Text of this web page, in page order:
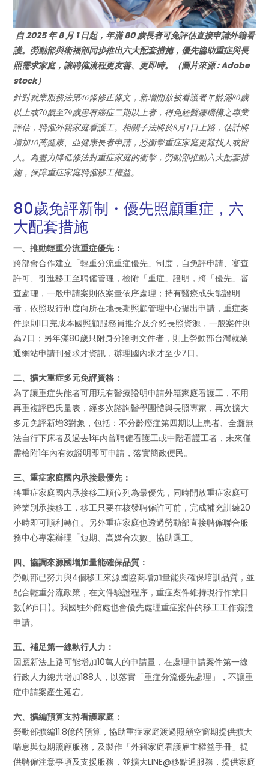
自 2025 年 8 月 1 日起，年滿 80 歲長者可免評估直接申請外籍看
護。勞動部與衛福部同步推出六大配套措施，優先協助重症與長
照需求家庭，讓聘僱流程更友善、更即時。（圖片來源 : Adobe
stock）
針對就業服務法第46條修正條文，新增開放被看護者年齡滿80歲
以上或70歲至79歲患有癌症二期以上者，得免經醫療機構之專業
評估，聘僱外籍家庭看護工。相關子法將於8月1日上路，估計將
增加10萬健康、亞健康長者申請，恐衝擊重症家庭更難找人或留
人。為盡力降低修法對重症家庭的衝擊，勞動部推動六大配套措
施，保障重症家庭聘僱移工權益。
80歲免評新制・優先照顧重症，六
大配套措施
一、推動輕重分流重症優先：
跨部會合作建立「輕重分流重症優先」制度，自免評申請、審查
許可、引進移工至聘僱管理，檢附「重症」證明，將「優先」審
查處理，一般申請案則依案量依序處理；持有醫療或失能證明
者，依照現行制度向所在地長期照顧管理中心提出申請，重症案
件原則1日完成本國照顧服務員推介及介紹長照資源，一般案件則
為7日；另年滿80歲只附身分證明文件者，則上勞動部台灣就業
通網站申請刊登求才資訊，辦理國內求才至少7日。
二、擴大重症多元免評資格：
為了讓重症失能者可用現有醫療證明申請外籍家庭看護工，不用
再重複評巴氏量表，經多次諮詢醫學團體與長照專家，再次擴大
多元免評新增3對象，包括：不分齡癌症第四期以上患者、全癱無
法自行下床者及過去1年內曾聘僱看護工或中階看護工者，未來僅
需檢附1年內有效證明即可申請，落實簡政便民。
三、重症家庭國內承接最優先：
將重症家庭國內承接移工順位列為最優先，同時開放重症家庭可
跨業別承接移工，移工只要在核發聘僱許可前，完成補充訓練20
小時即可順利轉任。另外重症家庭也透過勞動部直接聘僱聯合服
務中心專案辦理「短期、高媒合次數」協助選工。
四、協調來源國增加量能確保品質：
勞動部已努力與4個移工來源國協商增加量能與確保培訓品質，並
配合輕重分流政策，在文件驗證程序，重症案件維持現行作業日
數(約5日)。我國駐外館處也會優先處理重症案件的移工工作簽證
申請。
五、補足第一線執行人力：
因應新法上路可能增加10萬人的申請量，在處理申請案件第一線
行政人力總共增加188人，以落實「重症分流優先處理」，不讓重
症申請案產生延宕。
六、擴編預算支持看護家庭：
勞動部擴編11.8億的預算，協助重症家庭渡過照顧空窗期提供擴大
喘息與短期照顧服務，及製作「外籍家庭看護雇主權益手冊」提
供聘僱注意事項及支援服務，並擴大LINE@移點通服務，提供家庭